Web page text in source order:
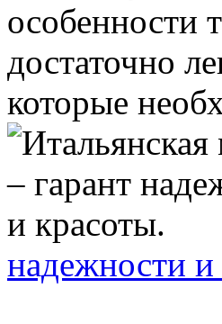
особенности
достаточно
которые
надежности и